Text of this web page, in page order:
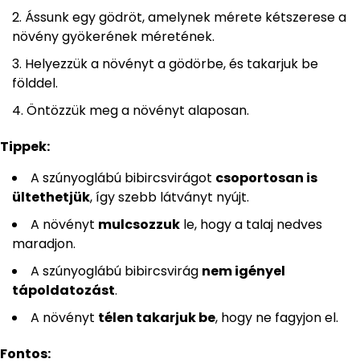
Ássunk egy gödröt, amelynek mérete kétszerese a
növény gyökerének méretének.
Helyezzük a növényt a gödörbe, és takarjuk be
földdel.
Öntözzük meg a növényt alaposan.
Tippek:
A szúnyoglábú bibircsvirágot csoportosan is
ültethetjük, így szebb látványt nyújt.
A növényt mulcsozzuk le, hogy a talaj nedves
maradjon.
A szúnyoglábú bibircsvirág nem igényel
tápoldatozást.
A növényt télen takarjuk be, hogy ne fagyjon el.
Fontos: